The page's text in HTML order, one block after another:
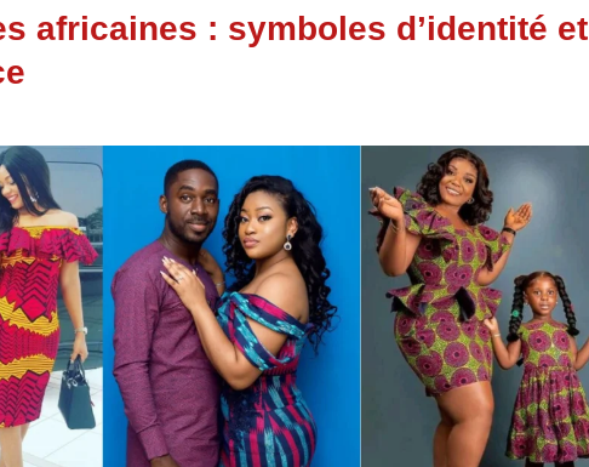
africaines : symboles d’identité et